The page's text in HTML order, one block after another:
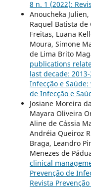
8 n. 1 (2022):
Anoucheka
Raquel Batista de
Freitas, Luana
Moura, Simone
de Lima Brito
publications
last decade:
Infecção e Saúde:
de Infecção e
Josiane Moreira
Mayara Oliveira
Aline de Cássia
Andréia Queiroz
Braga, Leandro
Menezes de
clinical
Prevenção de
Revista